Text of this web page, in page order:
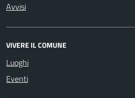
Avvisi
VIVERE IL COMUNE
Luoghi
Eventi